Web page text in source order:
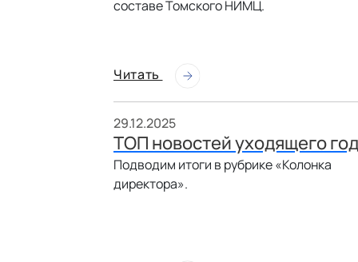
составе Томского НИМЦ.
Читать
29.12.2025
ТОП новостей уходящего
Подводим итоги в рубрике «Колонка
директора».